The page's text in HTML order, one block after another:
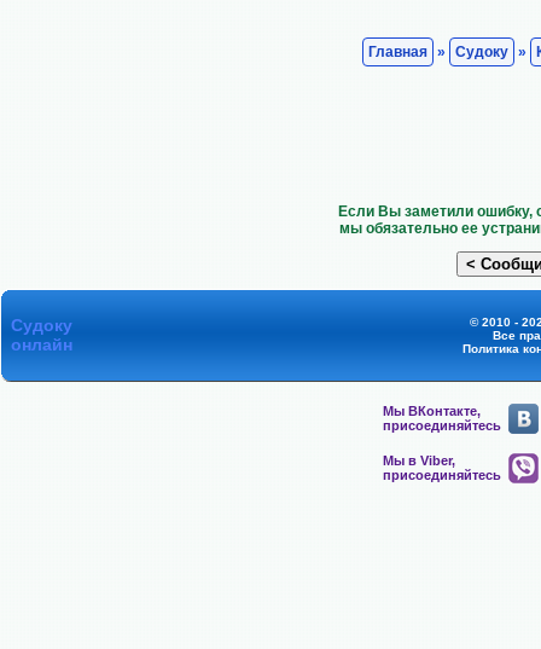
Главная » Судоку »
Если Вы заметили ошибку,
мы обязательно ее
Судоку
онлайн
© 2010 -
Все
Политика
Мы ВКонтакте,
присоединяйтесь
Мы в Viber,
присоединяйтесь